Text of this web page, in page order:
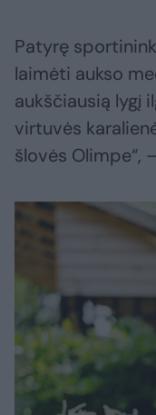
Patyrę
laimėti aukso
aukščiausią lygį
virtuvės
šlovės Olimpe“,